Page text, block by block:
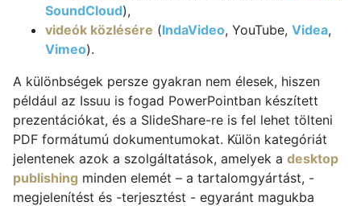
SoundCloud),
videók közlésére (IndaVideo, YouTube, Videa,
Vimeo).
A különbségek persze gyakran nem élesek, hiszen
például az Issuu is fogad PowerPointban készített
prezentációkat, és a SlideShare-re is fel lehet tölteni
PDF formátumú dokumentumokat. Külön kategóriát
jelentenek azok a szolgáltatások, amelyek a desktop
publishing minden elemét – a tartalomgyártást, -
megjelenítést és -terjesztést - egyaránt magukba